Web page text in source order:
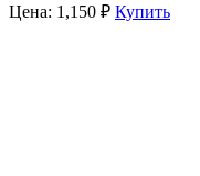
Цена: 1,150 ₽ Купить